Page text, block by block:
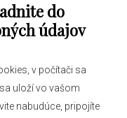
do
údajov
v počítači sa
uloží vo vašom
nabudúce, pripojíte